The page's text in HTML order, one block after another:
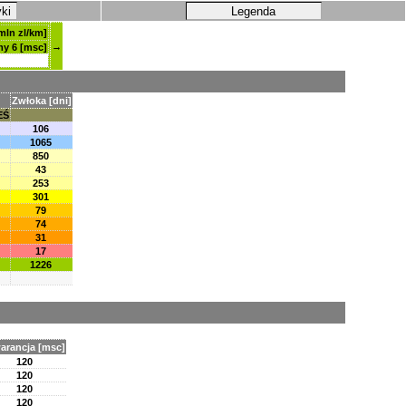
Legenda
zl/km]
6 [msc]
→
Zwłoka [dni]
106
1065
850
43
253
301
79
74
31
17
1226
[msc]
120
120
120
120